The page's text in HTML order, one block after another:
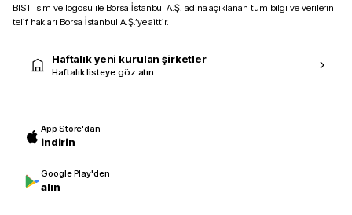
BIST isim ve logosu ile Borsa İstanbul A.Ş. adına açıklanan tüm bilgi ve verilerin
telif hakları Borsa İstanbul A.Ş.’ye aittir.
Haftalık yeni kurulan şirketler
Haftalık listeye göz atın
App Store'dan
indirin
Google Play'den
alın